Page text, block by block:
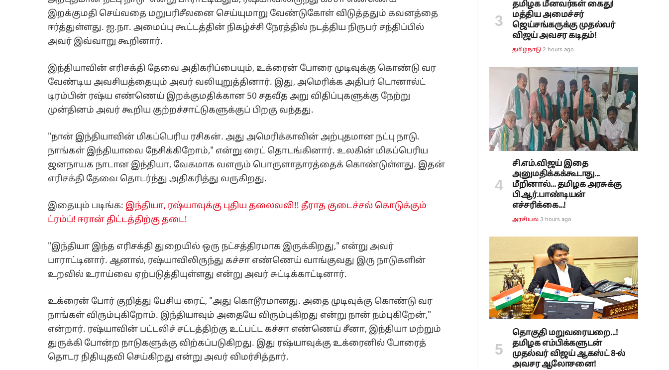
இறக்குமதி செய்வதை மறுபரிசீலனை செய்யுமாறு வேண்டுகோள் விடுத்ததும் கவனத்தை
ஈர்த்துள்ளது. ஐ.நா. அமைப்பு கூட்டத்தின் நிகழ்ச்சி நேரத்தில் நடத்திய நிருபர் சந்திப்பில்
அவர் இவ்வாறு கூறினார்.
இந்தியாவின் எரிசக்தி தேவை அதிகரிப்பையும், உக்ரைன் போரை முடிவுக்கு கொண்டு வர
வேண்டிய அவசியத்தையும் அவர் வலியுறுத்தினார். இது, அமெரிக்க அதிபர் டொனால்ட்
டிரம்பின் ரஷ்ய எண்ணெய் இறக்குமதிக்கான 50 சதவீத அறு விதிப்புகளுக்கு நேற்று
முன்தினம் அவர் கூறிய குற்றச்சாட்டுகளுக்குப் பிறகு வந்தது.
"நான் இந்தியாவின் மிகப்பெரிய ரசிகன். அது அமெரிக்காவின் அற்புதமான நட்பு நாடு.
நாங்கள் இந்தியாவை நேசிக்கிறோம்," என்று ரைட் தொடங்கினார். உலகின் மிகப்பெரிய
ஜனநாயக நாடான இந்தியா, வேகமாக வளரும் பொருளாதாரத்தைக் கொண்டுள்ளது. இதன்
எரிசக்தி தேவை தொடர்ந்து அதிகரித்து வருகிறது.
இதையும் படிங்க: இந்தியா, ரஷ்யாவுக்கு புதிய தலைவலி!! தீராத குடைச்சல் கொடுக்கும்
ட்ரம்ப்! ஈரான் திட்டத்திற்கு தடை!
"இந்தியா இந்த எரிசக்தி துறையில் ஒரு நட்சத்திரமாக இருக்கிறது," என்று அவர்
பாராட்டினார். ஆனால், ரஷ்யாவிலிருந்து கச்சா எண்ணெய் வாங்குவது இரு நாடுகளின்
உறவில் உராய்வை ஏற்படுத்தியுள்ளது என்று அவர் சுட்டிக்காட்டினார்.
உக்ரைன் போர் குறித்து பேசிய ரைட், "அது கொடூரமானது. அதை முடிவுக்கு கொண்டு வர
நாங்கள் விரும்புகிறோம். இந்தியாவும் அதையே விரும்புகிறது என்று நான் நம்புகிறேன்,"
என்றார். ரஷ்யாவின் பட்டலிச் சட்டத்திற்கு உட்பட்ட கச்சா எண்ணெய் சீனா, இந்தியா மற்றும்
துருக்கி போன்ற நாடுகளுக்கு விற்கப்படுகிறது. இது ரஷ்யாவுக்கு உக்ரைனில் போரைத்
தொடர நிதியுதவி செய்கிறது என்று அவர் விமர்சித்தார்.
தமிழக மீனவர்கள் கைது!
மத்திய அமைச்சர்
ஜெய்சங்கருக்கு முதல்வர்
விஜய் அவசர கடிதம்!
தமிழ்நாடு 2 hours ago
சி.எம்.விஜய் இதை
அனுமதிக்கக்கூடாது...
மீறினால்... தமிழக அரசுக்கு
பி.ஆர்.பாண்டியன்
எச்சரிக்கை...!
அரசியல் 3 hours ago
தொகுதி மறுவரையறை...!
தமிழக எம்பிக்களுடன்
முதல்வர் விஜய் ஆகஸ்ட் 8-ல்
அவசர ஆலோசனை!